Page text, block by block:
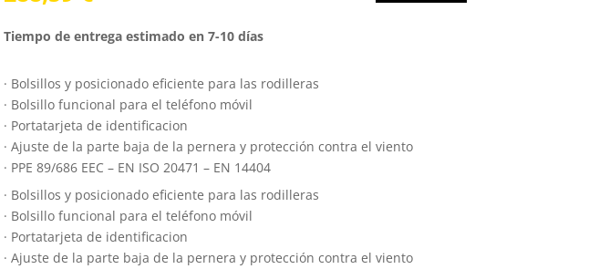
Tiempo de entrega estimado en 7-10 días
· Bolsillos y posicionado eficiente para las rodilleras
· Bolsillo funcional para el teléfono móvil
· Portatarjeta de identificacion
· Ajuste de la parte baja de la pernera y protección contra el viento
· PPE 89/686 EEC – EN ISO 20471 – EN 14404
· Bolsillos y posicionado eficiente para las rodilleras
· Bolsillo funcional para el teléfono móvil
· Portatarjeta de identificacion
· Ajuste de la parte baja de la pernera y protección contra el viento